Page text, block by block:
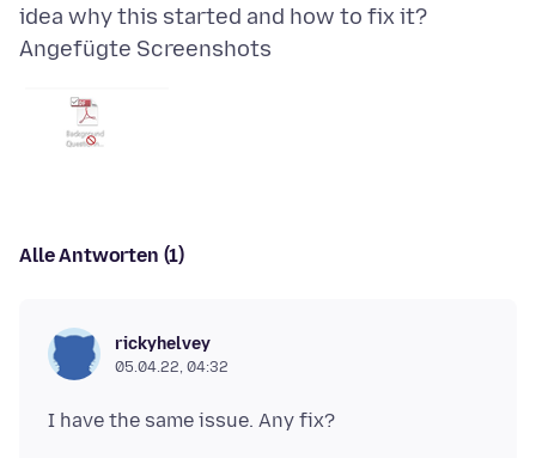
Angefügte Screenshots
Alle Antworten (1)
rickyhelvey
05.04.22, 04:32